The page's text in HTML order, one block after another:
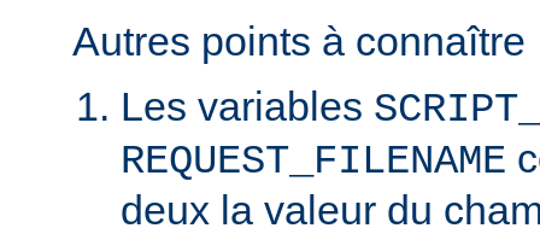
Autres points à connaître
Les variables
REQUEST_FILENAME
deux la valeur du